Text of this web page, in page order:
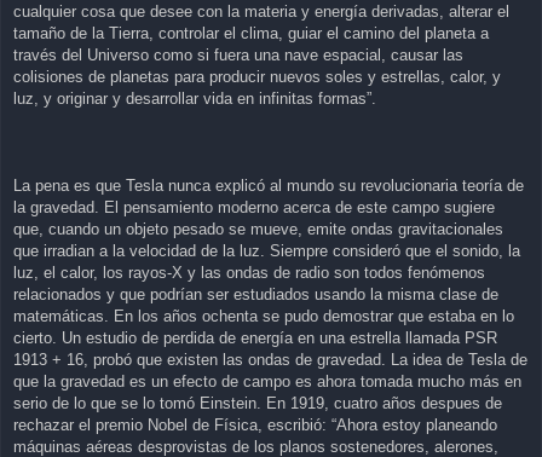
cualquier cosa que desee con la materia y energía derivadas, alterar el
tamaño de la Tierra, controlar el clima, guiar el camino del planeta a
través del Universo como si fuera una nave espacial, causar las
colisiones de planetas para producir nuevos soles y estrellas, calor, y
luz, y originar y desarrollar vida en infinitas formas”.
La pena es que Tesla nunca explicó al mundo su revolucionaria teoría de
la gravedad. El pensamiento moderno acerca de este campo sugiere
que, cuando un objeto pesado se mueve, emite ondas gravitacionales
que irradian a la velocidad de la luz. Siempre consideró que el sonido, la
luz, el calor, los rayos-X y las ondas de radio son todos fenómenos
relacionados y que podrían ser estudiados usando la misma clase de
matemáticas. En los años ochenta se pudo demostrar que estaba en lo
cierto. Un estudio de perdida de energía en una estrella llamada PSR
1913 + 16, probó que existen las ondas de gravedad. La idea de Tesla de
que la gravedad es un efecto de campo es ahora tomada mucho más en
serio de lo que se lo tomó Einstein. En 1919, cuatro años despues de
rechazar el premio Nobel de Física, escribió: “Ahora estoy planeando
máquinas aéreas desprovistas de los planos sostenedores, alerones,